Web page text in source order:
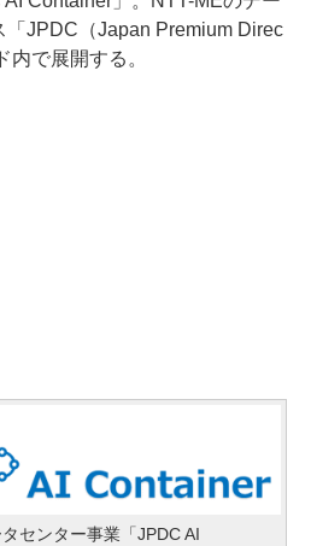
「JPDC（Japan Premium Direc
で展開する。
センター事業「JPDC AI